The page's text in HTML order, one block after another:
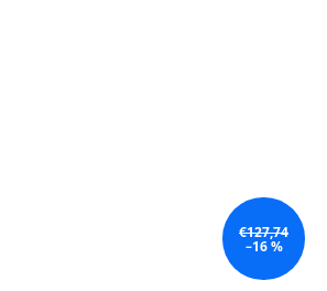
€127,74
–16 %